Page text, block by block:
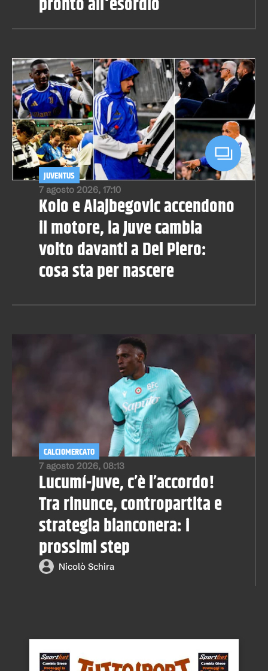
7 agosto 2026, 17:10
JUVENTUS
Kolo e Alajbegovic accendono
il motore, la Juve cambia
volto davanti a Del Piero:
cosa sta per nascere
7 agosto 2026, 08:13
CALCIOMERCATO
Lucumí-Juve, c’è l’accordo!
Tra rinunce, contropartita e
strategia bianconera: i
prossimi step
Nicolò Schira